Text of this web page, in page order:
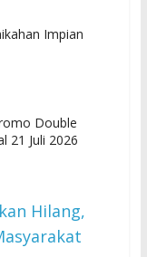
Impian
Double
21 Juli 2026